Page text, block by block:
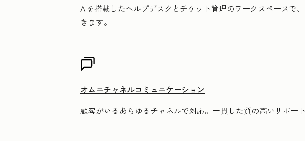
AIを搭載したヘルプデスクとチケット管理のワークスペースで
きます。
オムニチャネルコミュニケーション
顧客がいるあらゆるチャネルで対応。一貫した質の高いサポー